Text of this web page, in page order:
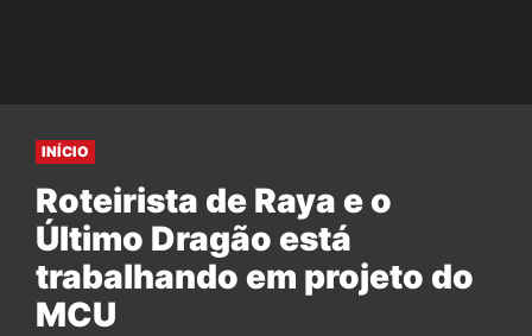
INÍCIO
Roteirista de Raya e o
Último Dragão está
trabalhando em projeto do
MCU